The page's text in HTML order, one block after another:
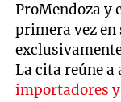
ProMendoza y
primera vez
La cita reúne
importadores